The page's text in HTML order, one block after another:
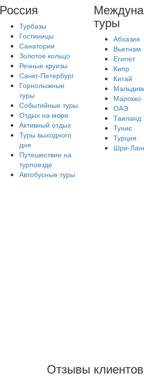
Россия
Турбазы
Гостиницы
Санатории
Золотое кольцо
Речные круизы
Санкт-Петербург
Горнолыжные
туры
Событийные туры
Отдых на море
Активный отдых
Туры выходного
дня
Путешествие на
турпоезде
Автобусные туры
туры
Абхазия
Вьетнам
Египет
Кипр
Китай
Марокко
ОАЭ
Таиланд
Тунис
Турция
Шри-
Отзывы клиентов